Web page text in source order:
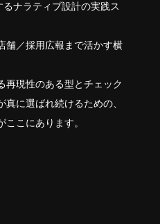
るナラティブ設計の実践ス
舗／採用広報まで活かす横
再現性のある型とチェック
に選ばれ続けるための、
こにあります。